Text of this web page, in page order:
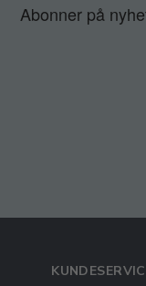
Abonner på